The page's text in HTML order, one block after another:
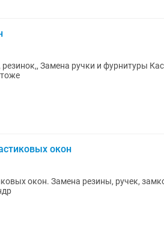
Ред рассрочка
окон
окон. Замена резины, ручек,